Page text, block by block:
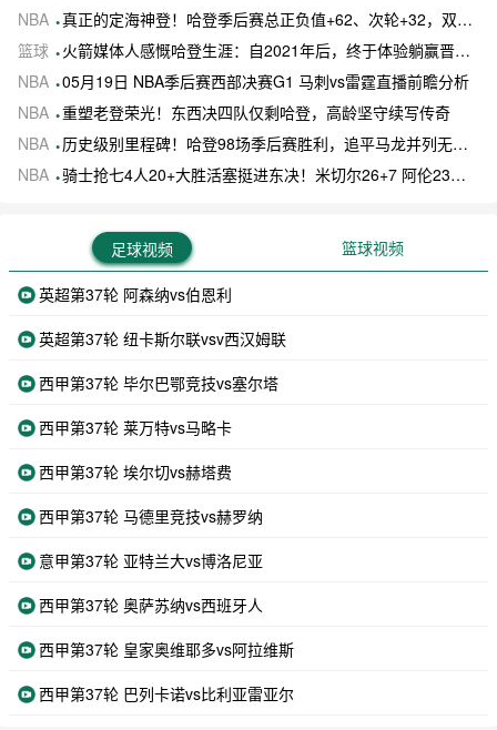
NBA 真正的定海神登！哈登季后赛总正负值+62、次轮+32，双数据领跑骑士全队
篮球
火箭媒体人感慨哈登生涯：自2021年后，终于体验躺赢晋级滋味
NBA 05月19日 NBA季后赛西部决赛G1 马刺vs雷霆直播前瞻分析
NBA 重塑老登荣光！东西决四队仅剩哈登，高龄坚守续写传奇
NBA
历史级别里程碑！哈登98场季后赛胜利，追平马龙并列无冠球员历史第一
NBA 骑士抢七4人20+大胜活塞挺进东决！米切尔26+7 阿伦23分 梅里尔23分 詹金斯17分
足球视频 篮球视频
英超第37轮 阿森纳vs伯恩利
英超第37轮 纽卡斯尔联vsv西汉姆联
西甲第37轮 毕尔巴鄂竞技vs塞尔塔
西甲第37轮 莱万特vs马略卡
西甲第37轮 埃尔切vs赫塔费
西甲第37轮 马德里竞技vs赫罗纳
意甲第37轮 亚特兰大vs博洛尼亚
西甲第37轮 奥萨苏纳vs西班牙人
西甲第37轮 皇家奥维耶多vs阿拉维斯
西甲第37轮 巴列卡诺vs比利亚雷亚尔